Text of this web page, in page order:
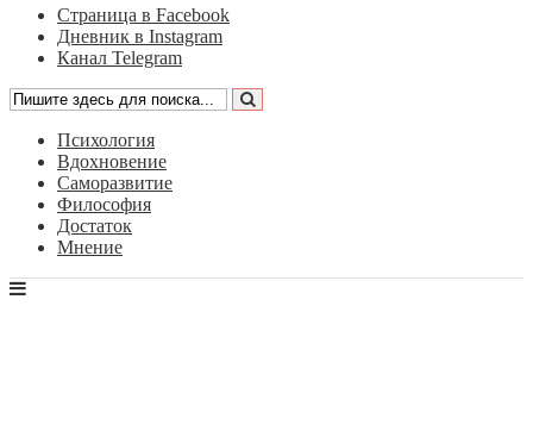
Страница в Facebook
Дневник в Instagram
Канал Telegram
Психология
Вдохновение
Саморазвитие
Философия
Достаток
Мнение